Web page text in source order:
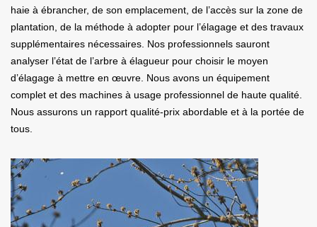
haie à ébrancher, de son emplacement, de l’accès sur la zone de
plantation, de la méthode à adopter pour l’élagage et des travaux
supplémentaires nécessaires. Nos professionnels sauront
analyser l’état de l’arbre à élagueur pour choisir le moyen
d’élagage à mettre en œuvre. Nous avons un équipement
complet et des machines à usage professionnel de haute qualité.
Nous assurons un rapport qualité-prix abordable et à la portée de
tous.